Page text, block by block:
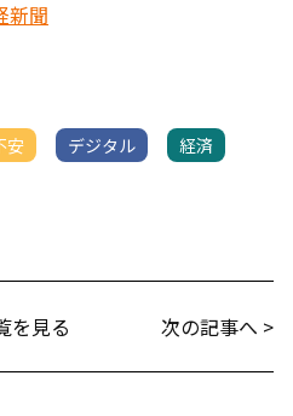
新聞
安 デジタル 経済
を見る 次の記事へ >